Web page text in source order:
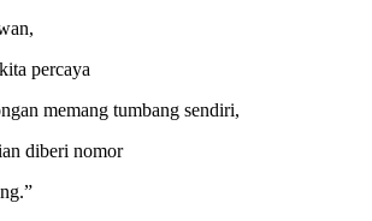
percaya
memang tumbang sendiri,
diberi nomor